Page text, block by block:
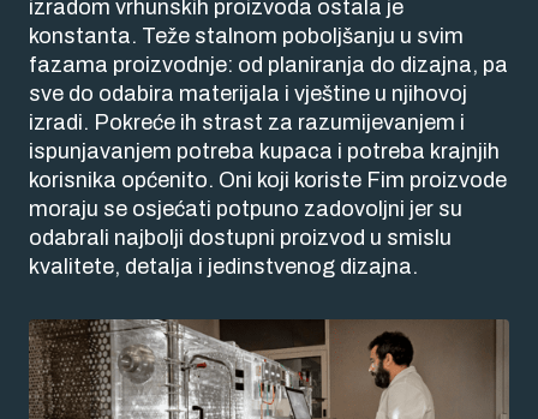
izradom vrhunskih proizvoda ostala je
konstanta. Teže stalnom poboljšanju u svim
fazama proizvodnje: od planiranja do dizajna, pa
sve do odabira materijala i vještine u njihovoj
izradi. Pokreće ih strast za razumijevanjem i
ispunjavanjem potreba kupaca i potreba krajnjih
korisnika općenito. Oni koji koriste Fim proizvode
moraju se osjećati potpuno zadovoljni jer su
odabrali najbolji dostupni proizvod u smislu
kvalitete, detalja i jedinstvenog dizajna.